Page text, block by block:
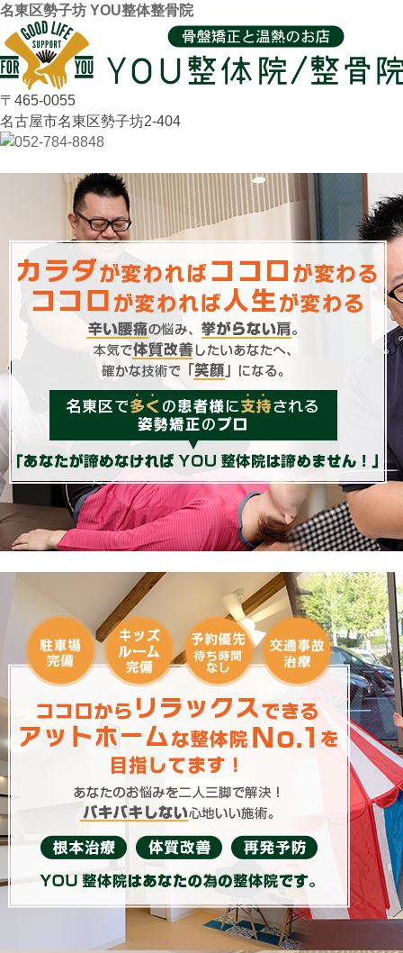
名東区勢子坊 YOU整体整骨院
〒465-0055
名古屋市名東区勢子坊2-404